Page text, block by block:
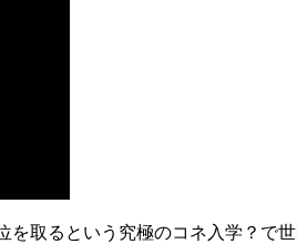
取るという究極のコネ入学？で